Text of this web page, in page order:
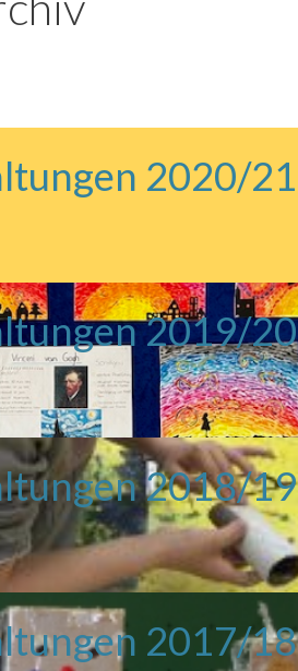
2020/21
2019/20
2018/19
2017/18